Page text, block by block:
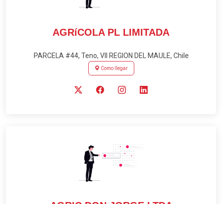
AGRíCOLA PL LIMITADA
PARCELA #44, Teno, VII REGION DEL MAULE, Chile
Como llegar